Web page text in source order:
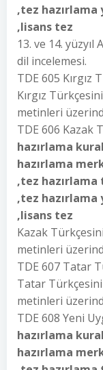
,tez hazırlama
,lisans tez
13. ve 14.
dil incelemesi.
TDE 605 Kırgız
Kırgız
metinleri
TDE 606 Kazak
hazırlama
hazırlama
,tez
,tez hazırlama
,lisans tez
Kazak
metinleri
TDE 607 Tatar
Tatar
metinleri
TDE 608 Yeni
hazırlama
hazırlama